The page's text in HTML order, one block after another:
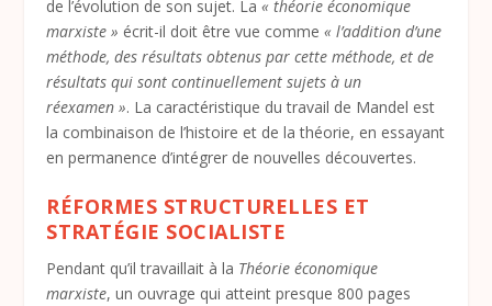
de l’évolution de son sujet. La« théorie économique
marxiste » écrit-il doit être vue comme« l’addition d’une
méthode, des résultats obtenus par cette méthode, et de
résultats qui sont continuellement sujets à un
réexamen ». La caractéristique du travail de Mandel est
la combinaison de l’histoire et de la théorie, en essayant
en permanence d’intégrer de nouvelles découvertes.
RÉFORMES STRUCTURELLES ET
STRATÉGIE SOCIALISTE
Pendant qu’il travaillait à la Théorie économique
marxiste, un ouvrage qui atteint presque 800 pages